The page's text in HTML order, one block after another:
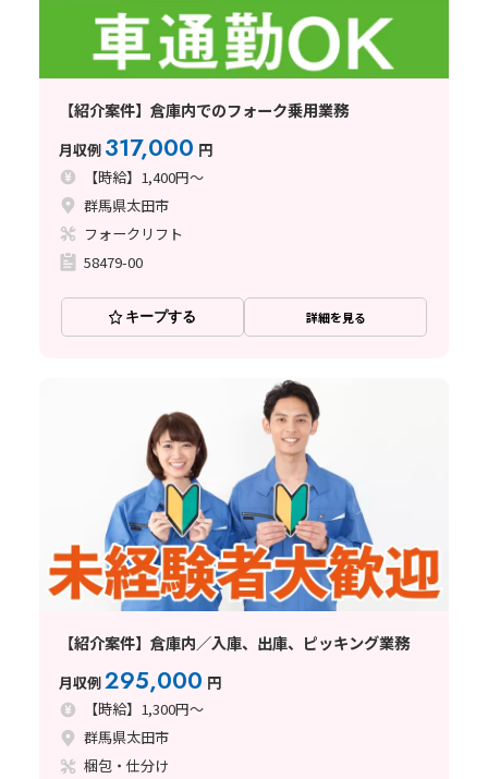
【紹介案件】倉庫内でのフォーク乗用業務
月収例 317,000 円
【時給】1,400円～
群馬県太田市
フォークリフト
58479-00
キープする 詳細を見る
【紹介案件】倉庫内／入庫、出庫、ピッキング業務
月収例295,000 円
【時給】1,300円～
群馬県太田市
梱包・仕分け